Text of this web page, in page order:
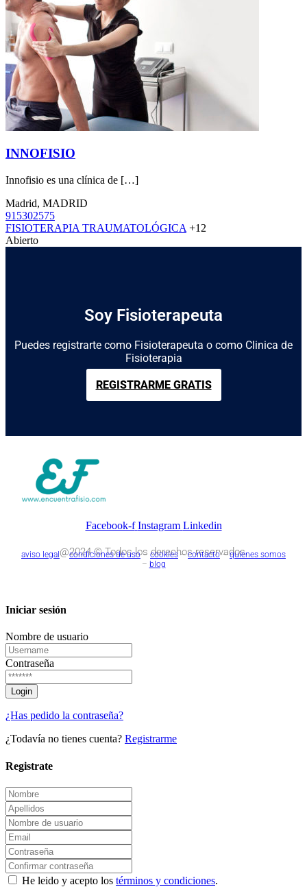
INNOFISIO
Innofisio es una clínica de […]
Madrid, MADRID
915302575
FISIOTERAPIA TRAUMATOLÓGICA +12
Abierto
Soy Fisioterapeuta
Puedes registrarte como Fisioterapeuta o como Clinica de
Fisioterapia
REGISTRARME GRATIS
Facebook-f Instagram Linkedin
@2024 © Todos los derechos reservados.
aviso legal –condiciones de uso– cookies –contacto–quienes somos
– blog
Iniciar sesión
Nombre de usuario
Contraseña
¿Has pedido la contraseña?
¿Todavía no tienes cuenta? Registrarme
Registrate
He leido y acepto los términos y condiciones.